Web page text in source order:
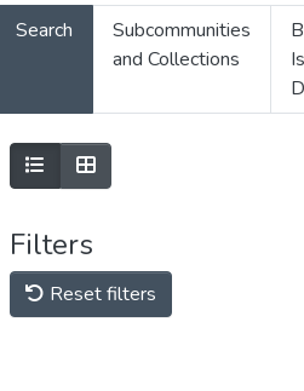
Search
Subcommunities
and Collections
Filters
Reset filters